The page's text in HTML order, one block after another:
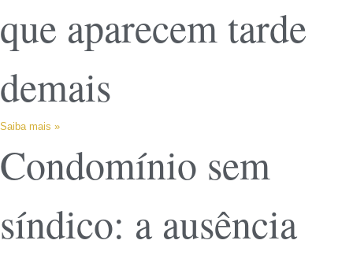
que aparecem tarde
demais
Saiba mais »
Condomínio sem
síndico: a ausência